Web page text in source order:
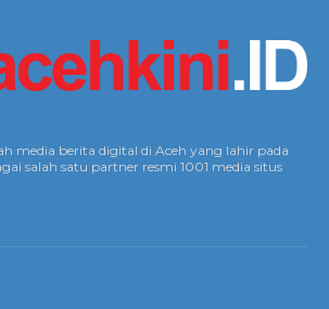
media berita digital di Aceh yang lahir pada
salah satu partner resmi 1001 media situs